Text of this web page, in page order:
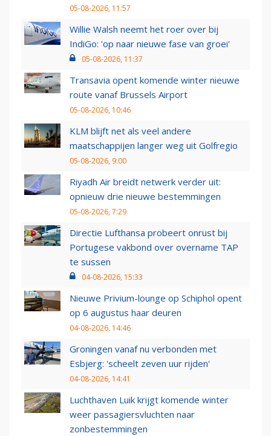
05-08-2026, 11:57
Willie Walsh neemt het roer over bij
IndiGo: 'op naar nieuwe fase van groei'
05-08-2026, 11:37
Transavia opent komende winter nieuwe
route vanaf Brussels Airport
05-08-2026, 10:46
KLM blijft net als veel andere
maatschappijen langer weg uit Golfregio
05-08-2026, 9:00
Riyadh Air breidt netwerk verder uit:
opnieuw drie nieuwe bestemmingen
05-08-2026, 7:29
Directie Lufthansa probeert onrust bij
Portugese vakbond over overname TAP
te sussen
04-08-2026, 15:33
Nieuwe Privium-lounge op Schiphol opent
op 6 augustus haar deuren
04-08-2026, 14:46
Groningen vanaf nu verbonden met
Esbjerg: 'scheelt zeven uur rijden'
04-08-2026, 14:41
Luchthaven Luik krijgt komende winter
weer passagiersvluchten naar
zonbestemmingen